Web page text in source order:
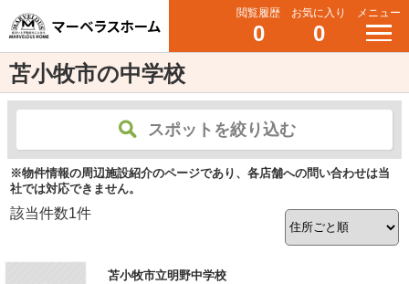
閲覧履歴
0
お気に入り
0
メニュー
苫小牧市の中学校
スポットを絞り込む
※物件情報の周辺施設紹介のページであり、各店舗への問い合わせは当
社では対応できません。
該当件数1件
苫小牧市立明野中学校